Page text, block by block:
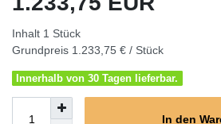
Inhalt 1 Stück
Grundpreis 1.233,75 € / Stück
Innerhalb von 30 Tagen lieferbar.
In den